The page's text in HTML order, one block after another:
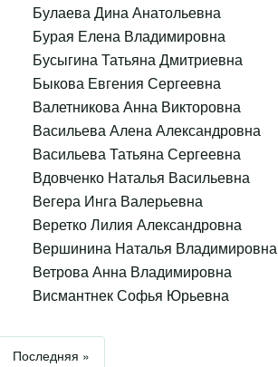
Булаева Дина Анатольевна
Бурая Елена Владимировна
Бусыгина Татьяна Дмитриевна
Быкова Евгения Сергеевна
Валетникова Анна Викторовна
Васильева Алена Александровна
Васильева Татьяна Сергеевна
Вдовченко Наталья Васильевна
Вегера Инга Валерьевна
Веретко Лилия Александровна
Вершинина Наталья Владимировна
Ветрова Анна Владимировна
Висмантнек Софья Юрьевна
страница
Последняя страница
Последняя »